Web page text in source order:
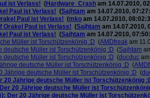
ist Verlass! (Hardware_Crash am 14.07.2010,
Paul ist Verlass! (Sajhtam am 14.07.2010,
Paul ist Verlass! (mko am 14.07.2010,
Orakel Paul ist Verlass! (Sajhtam am 14.07.2010,
Paul ist Verlass! (Sajhtam am 14.07.2010,
Müller ist Torschützenkönig :D (AMDfreak am
deutsche Müller ist Torschützenkönig :D (Sajhtam
deutsche Müller ist Torschützenkönig :D (ducduc
deutsche Müller ist Torschützenkönig :D (
Jährige deutsche Müller ist Torschützenkönig :D (
20 Jährige deutsche Müller ist Torschützenkönig
20 Jährige deutsche Müller ist
Der 20 Jährige deutsche Müller ist